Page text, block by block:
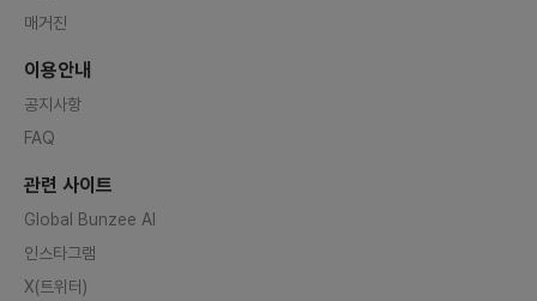
매거진
이용안내
공지사항
FAQ
관련 사이트
Global Bunzee AI
인스타그램
X(트위터)